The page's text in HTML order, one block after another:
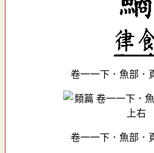
卷一一下．魚部．
卷一一下．魚部．